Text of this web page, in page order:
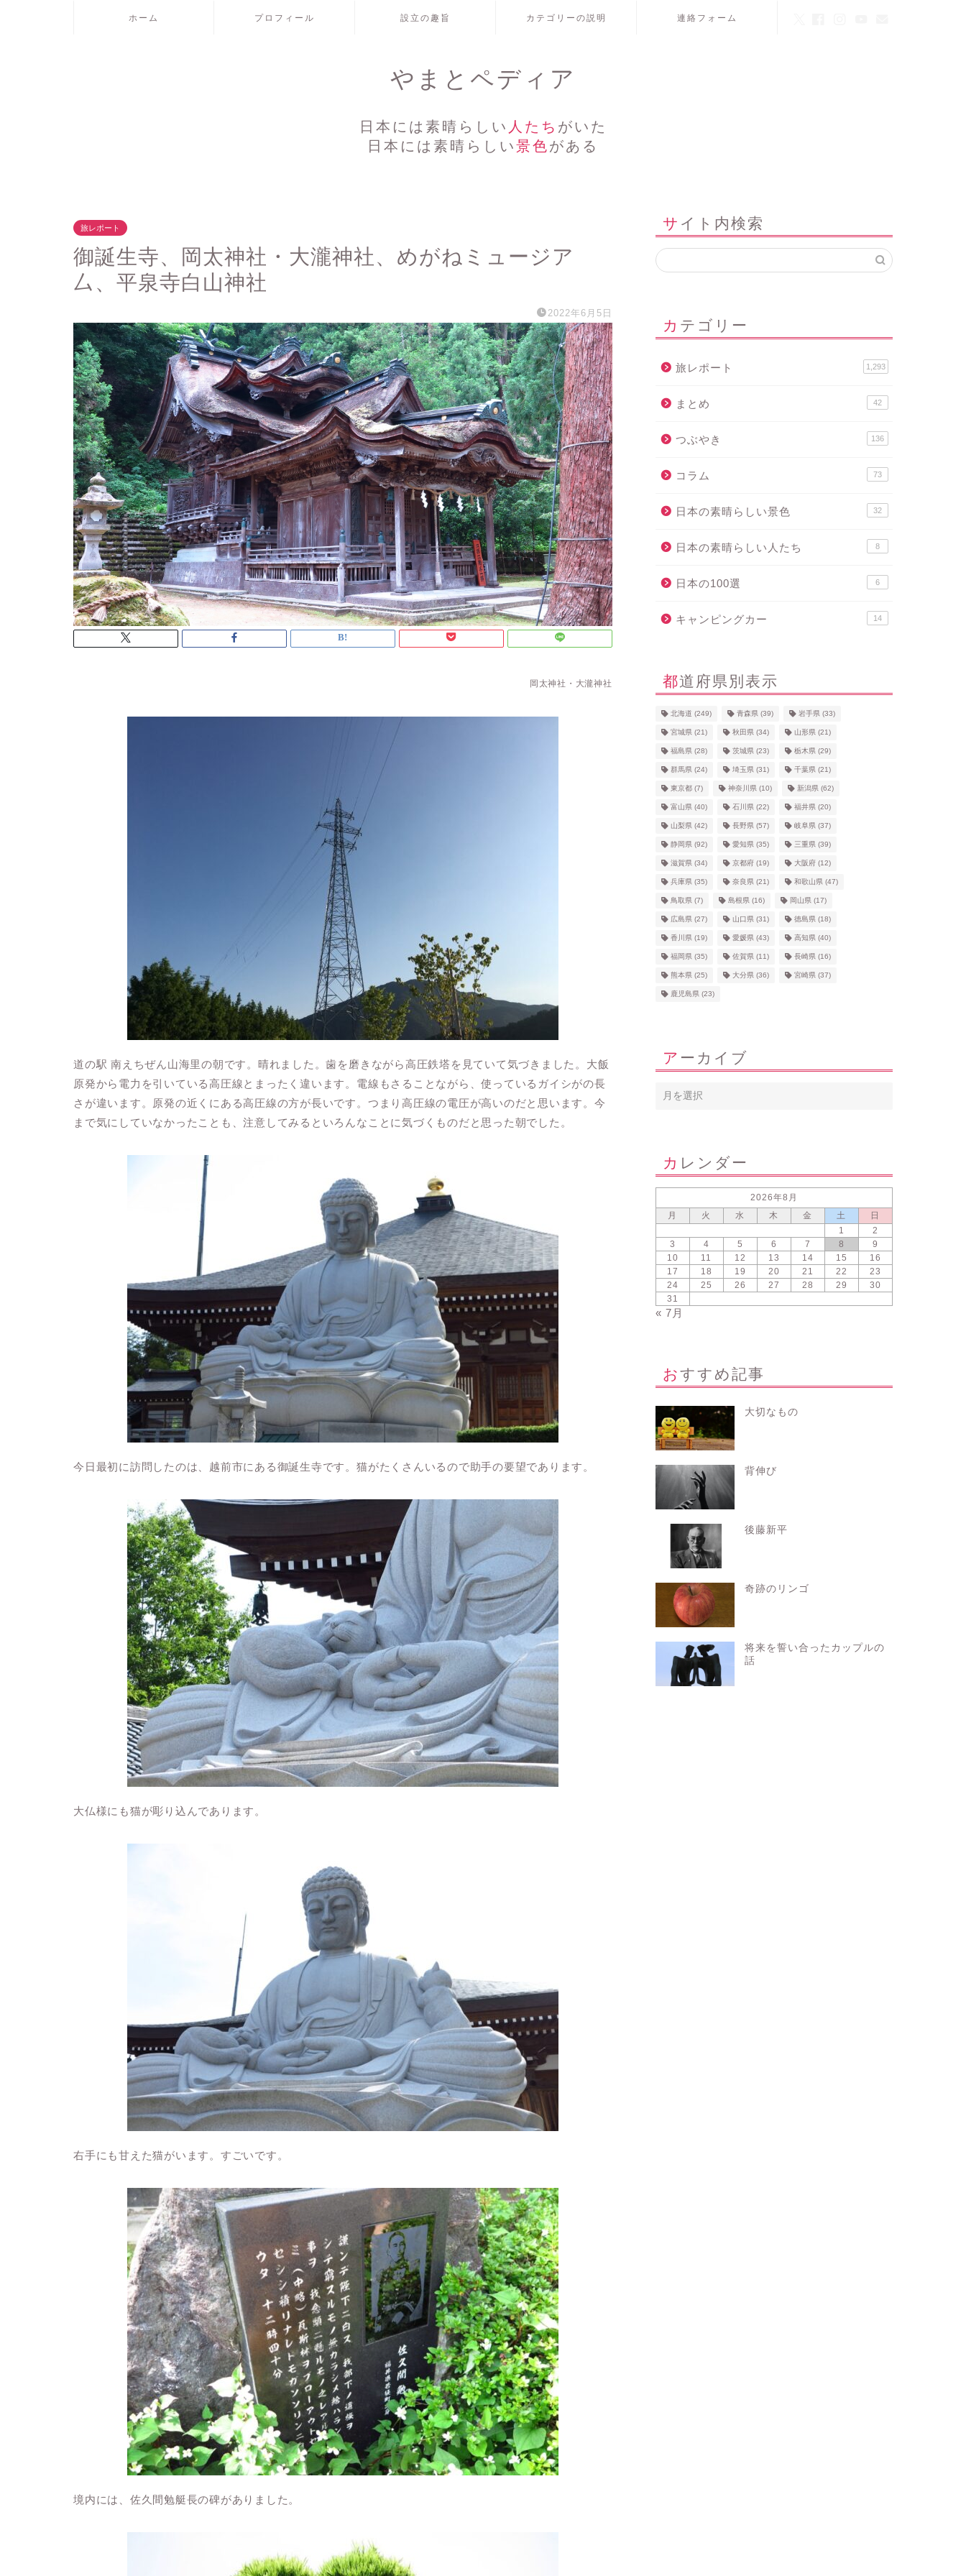
ホーム プロフィール 設立の趣旨 カテゴリーの説明 連絡フォーム
やまとペディア
日本には素晴らしい 人たち がいた
日本には素晴らしい景色がある
旅レポート
御誕生寺、岡太神社・大瀧神社、めがねミュージア
厶、平泉寺白山神社
2022年6月5日
岡太神社・大瀧神社
道の駅 南えちぜん山海里の朝です。晴れました。歯を磨きながら高圧鉄塔を見ていて気づきました。大飯
原発から電力を引いている高圧線とまったく違います。電線もさることながら、使っているガイシがの長
さが違います。原発の近くにある高圧線の方が長いです。つまり高圧線の電圧が高いのだと思います。今
まで気にしていなかったことも、注意してみるといろんなことに気づくものだと思った朝でした。
今日最初に訪問したのは、越前市にある御誕生寺です。猫がたくさんいるので助手の要望であります。
大仏様にも猫が彫り込んであります。
右手にも甘えた猫がいます。すごいです。
境内には、佐久間勉艇長の碑がありました。
サイト内検索
カテゴリー
旅レポート 1,293
まとめ 42
つぶやき 136
コラム 73
日本の素晴らしい景色 32
日本の素晴らしい人たち 8
日本の100選 6
キャンピングカー 14
都道府県別表示
北海道 (249) 青森県(39) 岩手県(33)
宮城県(21) 秋田県(34) 山形県(21)
福島県(28) 茨城県(23) 栃木県(29)
群馬県(24) 埼玉県(31) 千葉県(21)
東京都(7) 神奈川県(10) 新潟県(62)
富山県(40) 石川県(22) 福井県(20)
山梨県(42) 長野県(57) 岐阜県(37)
静岡県(92) 愛知県(35) 三重県(39)
滋賀県(34) 京都府(19) 大阪府(12)
兵庫県(35) 奈良県(21) 和歌山県(47)
鳥取県(7) 島根県(16) 岡山県(17)
広島県(27) 山口県(31) 徳島県(18)
香川県(19) 愛媛県(43) 高知県(40)
福岡県(35) 佐賀県(11) 長崎県(16)
熊本県(25) 大分県(36) 宮崎県(37)
鹿児島県(23)
アーカイブ
カレンダー
2026年8月
月
火 水 木 金 土
日
1
2
3
4 5 6 7 8
9
10
11 12 13 14 15
16
17
18 19 20 21 22
23
24
25 26 27 28 29
30
31
« 7月
おすすめ記事
大切なもの
背伸び
後藤新平
奇跡のリンゴ
将来を誓い合ったカップルの
話